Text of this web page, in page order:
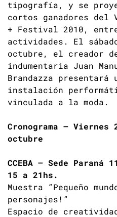
tipografía, y se
cortos ganadores del
+ Festival 2010,
actividades. El
octubre, el creador
indumentaria Juan
Brandazza presentará
instalación
vinculada a la moda.
Cronograma – Viernes
octubre
CCEBA – Sede Paraná
15 a 21hs.
Muestra “Pequeño
personajes!”
Espacio de